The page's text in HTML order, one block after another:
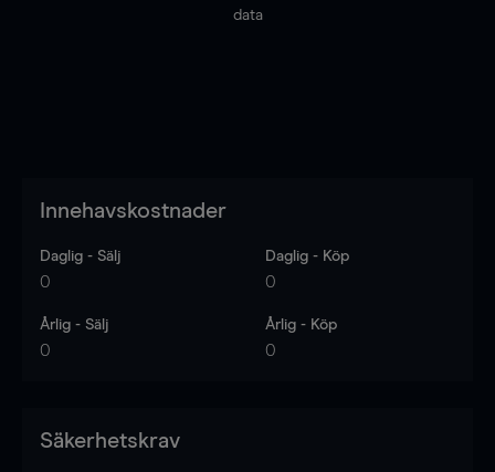
data
Innehavskostnader
Daglig - Sälj
0
Daglig - Köp
0
Årlig - Sälj
0
Årlig - Köp
0
Säkerhetskrav